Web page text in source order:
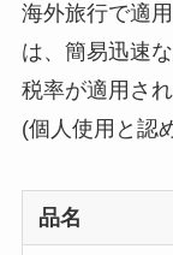
海外旅行で適
は、簡易迅速
税率が適用され
(個人使用と認
品名